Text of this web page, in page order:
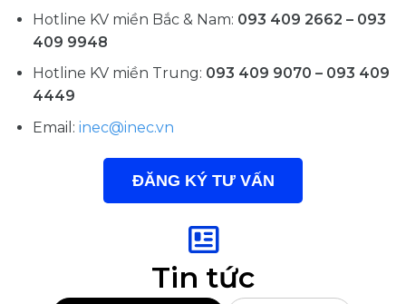
Hotline KV miền Bắc & Nam: 093 409 2662 – 093
409 9948
Hotline KV miền Trung: 093 409 9070 – 093 409
4449
Email: inec@inec.vn
ĐĂNG KÝ TƯ VẤN
Tin tức